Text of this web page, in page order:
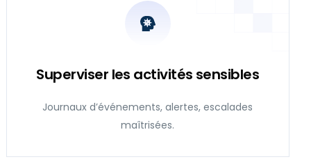
Superviser les activités sensibles
Journaux d’événements, alertes, escalades
maîtrisées.